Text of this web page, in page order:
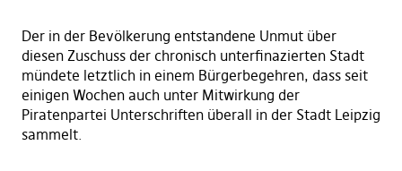
Der in der Bevölkerung entstandene Unmut über
diesen Zuschuss der chronisch unterfinazierten Stadt
mündete letztlich in einem Bürgerbegehren, dass seit
einigen Wochen auch unter Mitwirkung der
Piratenpartei Unterschriften überall in der Stadt Leipzig
sammelt.